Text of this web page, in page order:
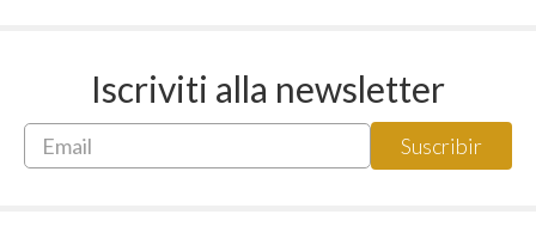
Iscriviti alla newsletter